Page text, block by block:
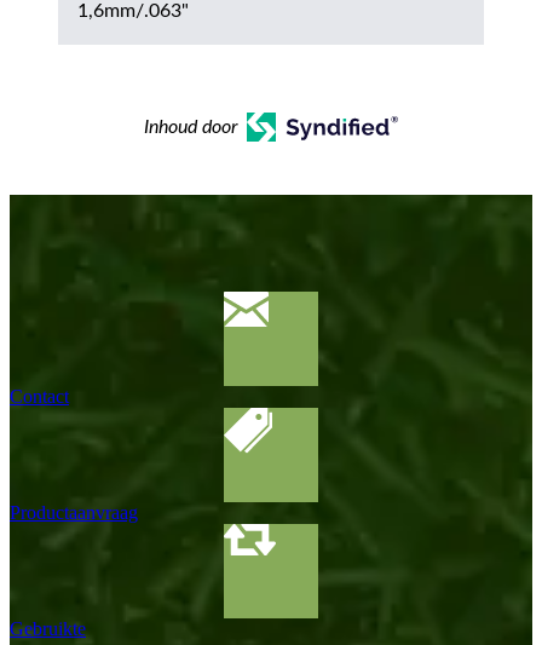
1,6mm/.063"
Inhoud door
Contact
Productaanvraag
Gebruikte